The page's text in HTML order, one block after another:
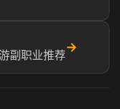
副职业推荐
→